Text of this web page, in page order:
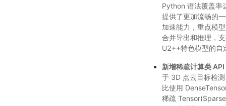
Python 语法覆盖率
提供了更加流畅的
加速能力，重点模
合并导出和推理，
U2++特色模型的自
新增稀疏计算类 API
于 3D 点云目标检
比使用
稀疏